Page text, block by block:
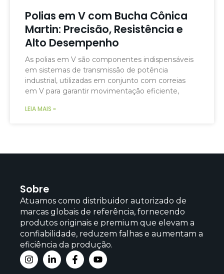
Polias em V com Bucha Cônica
Martin: Precisão, Resistência e
Alto Desempenho
As polias em V são componentes indispensáveis
em sistemas de transmissão de potência
industrial, utilizadas em conjunto com correias
em V para garantir movimentação eficiente,
LEIA MAIS »
Sobre
Atuamos como distribuidor autorizado de
marcas globais de referência, fornecendo
produtos originais e premium que elevam a
confiabilidade, reduzem falhas e aumentam a
eficiência da produção.